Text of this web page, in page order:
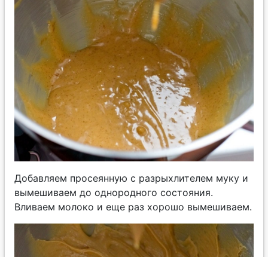
Добавляем просеянную с разрыхлителем муку и
вымешиваем до однородного состояния.
Вливаем молоко и еще раз хорошо вымешиваем.